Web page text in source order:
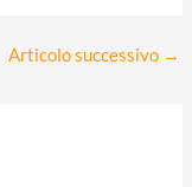
Articolo successivo →